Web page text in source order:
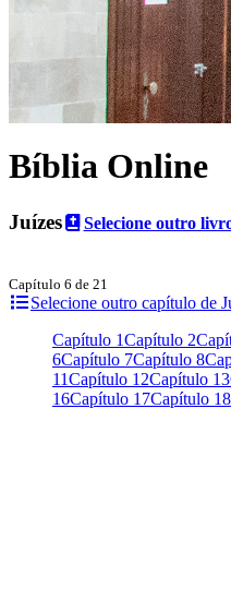
Bíblia Online
Juízes Selecione outro
Capítulo 6 de 21
Selecione outro capítulo de
Capítulo 1Capítulo 2
6Capítulo 7Capítulo 8
11Capítulo 12Capítulo 13
16Capítulo 17Capítulo 18